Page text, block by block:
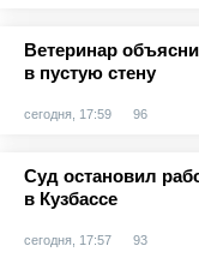
Ветеринар
в пустую стену
сегодня, 17:59 96
Суд остановил
в Кузбассе
сегодня, 17:57 93